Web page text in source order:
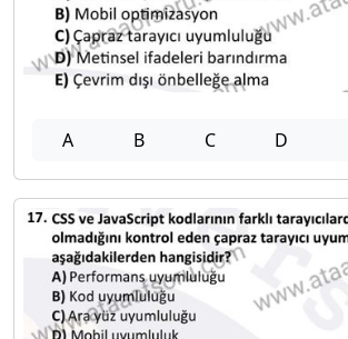
A B C D